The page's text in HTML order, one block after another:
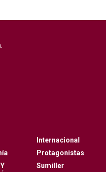
Internacional
Protagonistas
Sumiller